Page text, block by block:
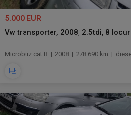
5.000 EUR
Vw transporter, 2008, 2.5tdi, 8
Microbuz cat B | 2008 | 278.690 km | diesel